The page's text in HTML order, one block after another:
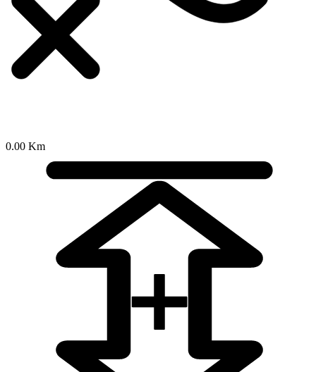
0.00 Km